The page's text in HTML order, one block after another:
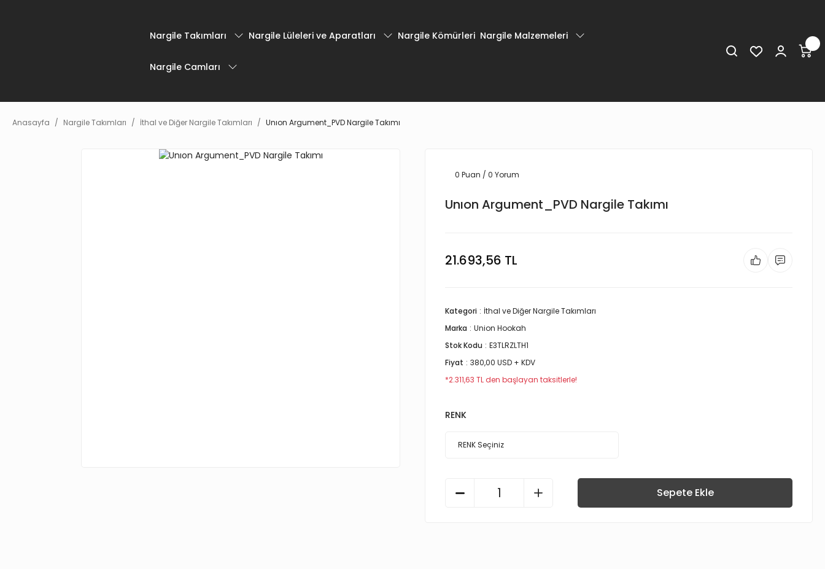
Nargile Takımları Nargile Lüleleri ve Aparatları Nargile Kömürleri Nargile Malzemeleri
Nargile Camları
Anasayfa Nargile Takımları İthal ve Diğer Nargile Takımları Unıon Argument_PVD Nargile Takımı
0 Puan / 0 Yorum
Unıon Argument_PVD Nargile Takımı
21.693,56 TL
Kategori
İthal ve Diğer Nargile Takımları
Marka
Union Hookah
Stok Kodu
E3TLRZLTH1
Fiyat
380,00 USD + KDV
*2.311,63 TL den başlayan taksitlerle!
RENK
Sepete Ekle